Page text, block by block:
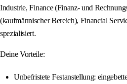
Industrie, Finance (Finanz- und
(kaufmännischer Bereich), Financial
spezialisiert.
Deine Vorteile:
Unbefristete Festanstellung: